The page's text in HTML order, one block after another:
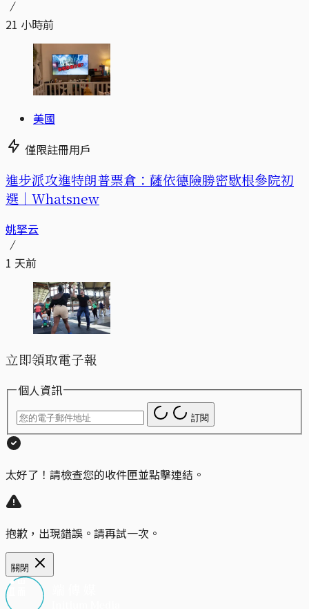
21 小時前
美國
僅限註冊用戶
進步派攻進特朗普票倉：薩依德險勝密歇根參院初
選｜Whatsnew
姚拏云
1 天前
立即領取電子報
個人資訊
訂閱
太好了！請檢查您的收件匣並點擊連結。
抱歉，出現錯誤。請再試一次。
關閉